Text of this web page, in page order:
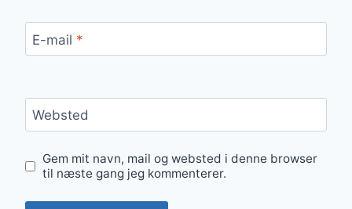
E-mail *
Websted
Gem mit navn, mail og websted i denne browser
til næste gang jeg kommenterer.